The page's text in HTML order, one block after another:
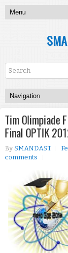
Tim Olimpiade
Final OPTIK
By SMANDAST
comments